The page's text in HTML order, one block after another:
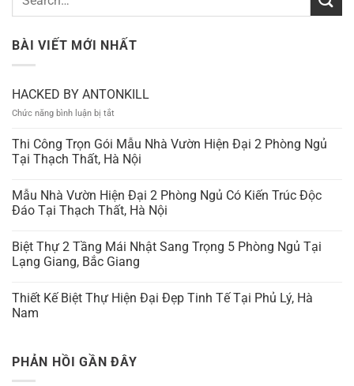
BÀI VIẾT MỚI NHẤT
HACKED BY ANTONKILL
Chức năng bình luận bị tắt
BY
ANTONKILL
Thi Công Trọn Gói Mẫu Nhà Vườn Hiện Đại 2 Phòng Ngủ
Tại Thạch Thất, Hà Nội
Mẫu Nhà Vườn Hiện Đại 2 Phòng Ngủ Có Kiến Trúc Độc
Đáo Tại Thạch Thất, Hà Nội
Biệt Thự 2 Tầng Mái Nhật Sang Trọng 5 Phòng Ngủ Tại
Lạng Giang, Bắc Giang
Thiết Kế Biệt Thự Hiện Đại Đẹp Tinh Tế Tại Phủ Lý, Hà
Nam
PHẢN HỒI GẦN ĐÂY